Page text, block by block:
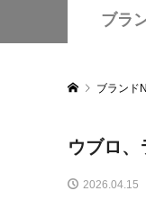
ブラ
ブランド
ウブロ
2026.04.15